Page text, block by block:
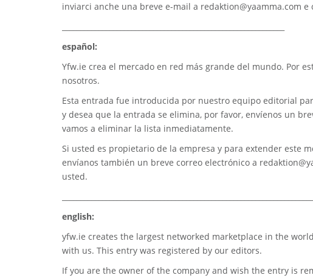
inviarci anche una breve e-mail a redaktion@yaamma.com e
español:
Yfw.ie crea el mercado en red más grande del mundo. Por
nosotros.
Esta entrada fue introducida por nuestro equipo editorial
y desea que la entrada se elimina, por favor, envíenos un
vamos a eliminar la lista inmediatamente.
Si usted es propietario de la empresa y para extender este
envíanos también un breve correo electrónico a
usted.
english:
yfw.ie creates the largest networked marketplace in the
with us. This entry was registered by our editors.
If you are the owner of the company and wish the entry is